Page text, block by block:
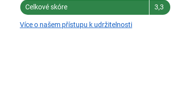
Celkové skóre 3,3
Více o našem přístupu k udržitelnosti